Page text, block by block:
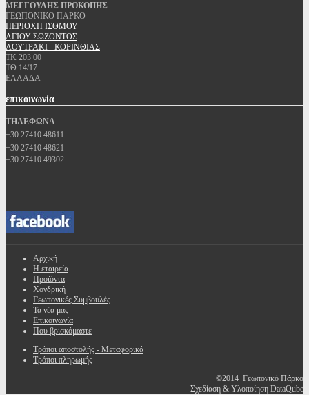
ΜΕΓΓΟΥΛΗΣ ΠΡΟΚΟΠΗΣ
ΓΕΩΠΟΝΙΚΟ ΠΑΡΚΟ
ΠΕΡΙΟΧΗ ΙΣΘΜΟΥ
ΑΓΙΟΥ ΣΩΖΟΝΤΟΣ
ΛΟΥΤΡΑΚΙ - ΚΟΡΙΝΘΙΑΣ
ΤΚ 203 00
ΤΘ 14/17
ΕΛΛΑΔΑ
επικοινωνία
ΤΗΛΕΦΩΝΑ
+30 27410 48611
+30 27410 48621
+30 27410 49302
Αρχική
Η εταιρεία
Προϊόντα
Χονδρική
Γεωπονικές Συμβουλές
Τα νέα μας
Επικοινωνία
Που βρισκόμαστε
Τρόποι αποστολής - Μεταφορικά
Τρόποι πληρωμής
©2014 Γεωπονικό Πάρκο
Σχεδίαση & Υλοποίηση DataQube